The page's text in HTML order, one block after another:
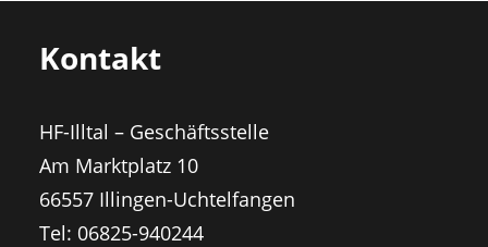
Kontakt
HF-Illtal – Geschäftsstelle
Am Marktplatz 10
66557 Illingen-Uchtelfangen
Tel: 06825-940244